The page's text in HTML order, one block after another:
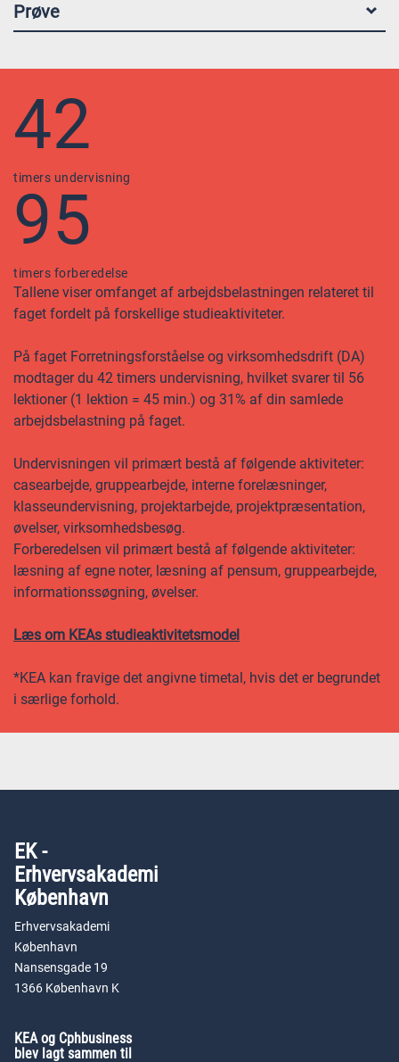
Prøve
42
timers undervisning
95
timers forberedelse
Tallene viser omfanget af arbejdsbelastningen relateret til
faget fordelt på forskellige studieaktiviteter.
På faget Forretningsforståelse og virksomhedsdrift (DA)
modtager du 42 timers undervisning, hvilket svarer til 56
lektioner (1 lektion = 45 min.) og 31% af din samlede
arbejdsbelastning på faget.
Undervisningen vil primært bestå af følgende aktiviteter:
casearbejde, gruppearbejde, interne forelæsninger,
klasseundervisning, projektarbejde, projektpræsentation,
øvelser, virksomhedsbesøg.
Forberedelsen vil primært bestå af følgende aktiviteter:
læsning af egne noter, læsning af pensum, gruppearbejde,
informationssøgning, øvelser.
Læs om KEAs studieaktivitetsmodel
*KEA kan fravige det angivne timetal, hvis det er begrundet
i særlige forhold.
EK -
Erhvervsakademi
København
Erhvervsakademi
København
Nansensgade 19
1366 København K
KEA og Cphbusiness
blev lagt sammen til